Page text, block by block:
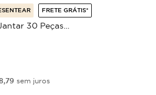
FRETE GRÁTIS*
30 Peças
,79 sem juros